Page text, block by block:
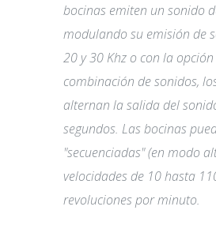
bocinas emiten un sonido
modulando su emisión de
20 y 30 Khz o con la
combinación de sonidos,
alternan la salida del
segundos. Las bocinas
"secuenciadas" (en modo
velocidades de 10 hasta
revoluciones por minuto.